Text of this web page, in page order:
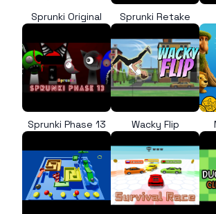
Sprunki Original Sprunki Retake
Sprunki Phase 13 Wacky Flip